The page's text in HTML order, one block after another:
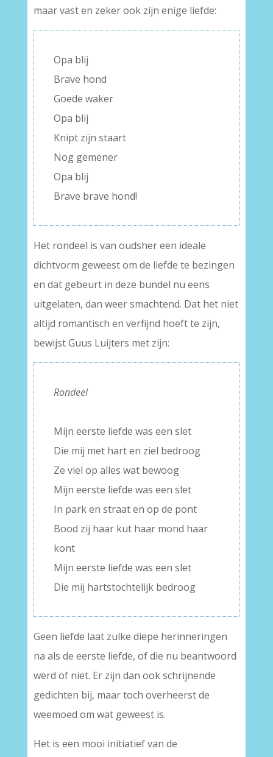
maar vast en zeker ook zijn enige liefde:
Opa blij
Brave hond
Goede waker
Opa blij
Knipt zijn staart
Nog gemener
Opa blij
Brave brave hond!
Het rondeel is van oudsher een ideale
dichtvorm geweest om de liefde te bezingen
en dat gebeurt in deze bundel nu eens
uitgelaten, dan weer smachtend. Dat het niet
altijd romantisch en verfijnd hoeft te zijn,
bewijst Guus Luijters met zijn:
Rondeel
Mijn eerste liefde was een slet
Die mij met hart en ziel bedroog
Ze viel op alles wat bewoog
Mijn eerste liefde was een slet
In park en straat en op de pont
Bood zij haar kut haar mond haar
kont
Mijn eerste liefde was een slet
Die mij hartstochtelijk bedroog
Geen liefde laat zulke diepe herinneringen
na als de eerste liefde, of die nu beantwoord
werd of niet. Er zijn dan ook schrijnende
gedichten bij, maar toch overheerst de
weemoed om wat geweest is.
Het is een mooi initiatief van de